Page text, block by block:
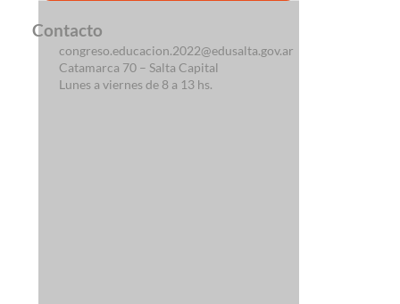
Contacto
congreso.educacion.2022@edusalta.gov.ar
Catamarca 70 – Salta Capital
Lunes a viernes de 8 a 13 hs.